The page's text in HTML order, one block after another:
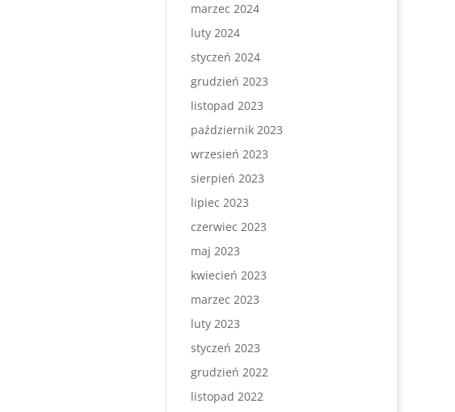
marzec 2024
luty 2024
styczeń 2024
grudzień 2023
listopad 2023
październik 2023
wrzesień 2023
sierpień 2023
lipiec 2023
czerwiec 2023
maj 2023
kwiecień 2023
marzec 2023
luty 2023
styczeń 2023
grudzień 2022
listopad 2022